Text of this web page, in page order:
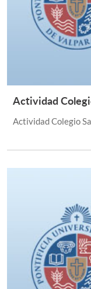
Actividad
Actividad Colegio